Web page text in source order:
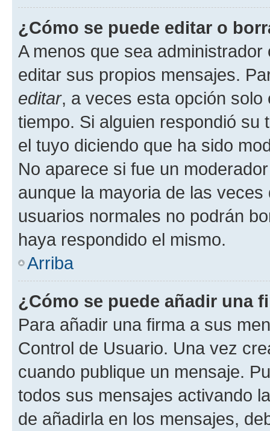
¿Cómo se puede editar o
A menos que sea
editar sus propios mensajes.
editar, a veces esta opción
tiempo. Si alguien respondió
el tuyo diciendo que ha sido
No aparece si fue un
aunque la mayoria de las
usuarios normales no podrán
haya respondido el mismo.
Arriba
¿Cómo se puede añadir una
Para añadir una firma a sus
Control de Usuario. Una vez
cuando publique un mensaje.
todos sus mensajes activando
de añadirla en los mensajes,